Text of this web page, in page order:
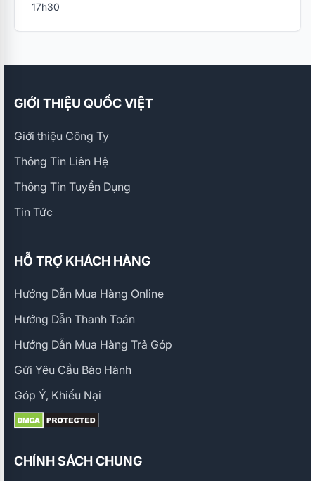
17h30
GIỚI THIỆU QUỐC VIỆT
Giới thiệu Công Ty
Thông Tin Liên Hệ
Thông Tin Tuyển Dụng
Tin Tức
HỖ TRỢ KHÁCH HÀNG
Hướng Dẫn Mua Hàng Online
Hướng Dẫn Thanh Toán
Hướng Dẫn Mua Hàng Trả Góp
Gửi Yêu Cầu Bảo Hành
Góp Ý, Khiếu Nại
CHÍNH SÁCH CHUNG